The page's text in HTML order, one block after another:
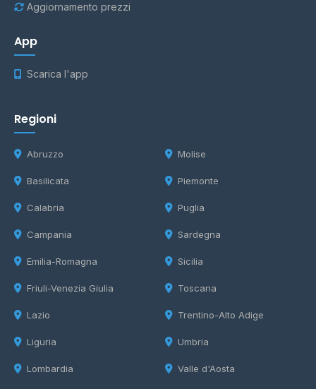
Aggiornamento prezzi
App
Scarica l'app
Regioni
Abruzzo
Basilicata
Calabria
Campania
Emilia-Romagna
Friuli-Venezia Giulia
Lazio
Liguria
Lombardia
Molise
Piemonte
Puglia
Sardegna
Sicilia
Toscana
Trentino-Alto Adige
Umbria
Valle d'Aosta